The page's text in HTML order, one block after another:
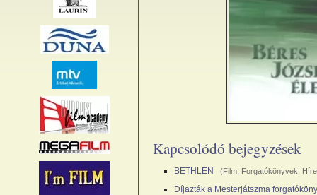
Kapcsolódó bejegyzések
BETHLEN (Film Forgatókönyvek
Díjazták a Mesterjátszma